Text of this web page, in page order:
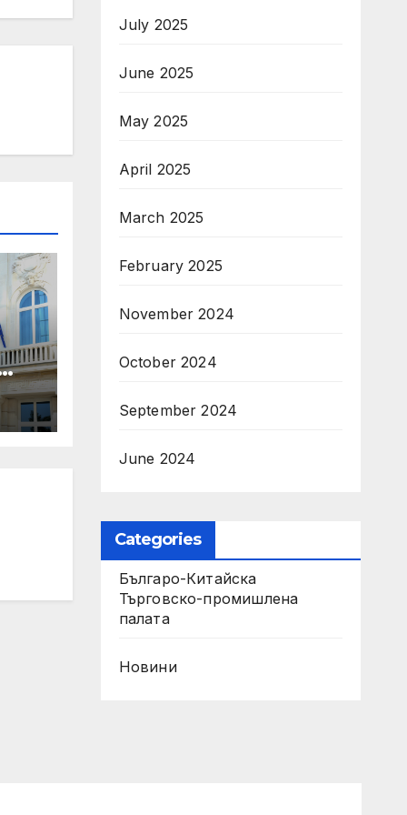
July 2025
June 2025
May 2025
April 2025
March 2025
February 2025
November 2024
October 2024
September 2024
June 2024
Categories
Българо-Китайска
Търговско-промишлена
палaта
Новини